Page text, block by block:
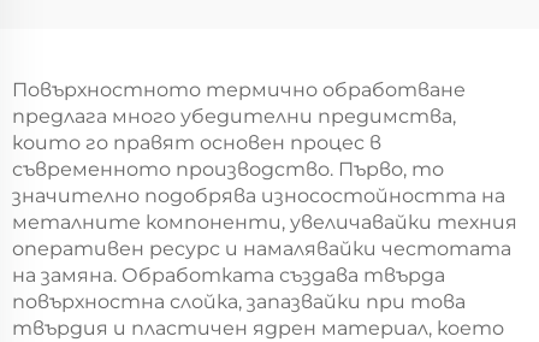
Повърхностното термично обработване
предлага много убедителни предимства,
които го правят основен процес в
съвременното производство. Първо, то
значително подобрява износостойността на
металните компоненти, увеличавайки техния
оперативен ресурс и намалявайки честотата
на замяна. Обработката създава твърда
повърхностна слойка, запазвайки при това
твърдия и пластичен ядрен материал, което